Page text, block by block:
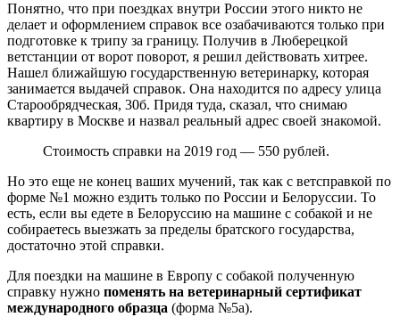
Понятно, что при поездках внутри России этого никто не
делает и оформлением справок все озабачиваются только при
подготовке к трипу за границу. Получив в Люберецкой
ветстанции от ворот поворот, я решил действовать хитрее.
Нашел ближайшую государственную ветеринарку, которая
занимается выдачей справок. Она находится по адресу улица
Старообрядческая, 30б. Придя туда, сказал, что снимаю
квартиру в Москве и назвал реальный адрес своей знакомой.
Стоимость справки на 2019 год — 550 рублей.
Но это еще не конец ваших мучений, так как с ветсправкой по
форме №1 можно ездить только по России и Белоруссии. То
есть, если вы едете в Белоруссию на машине с собакой и не
собираетесь выезжать за пределы братского государства,
достаточно этой справки.
Для поездки на машине в Европу с собакой полученную
справку нужно поменять на ветеринарный сертификат
международного образца (форма №5а).